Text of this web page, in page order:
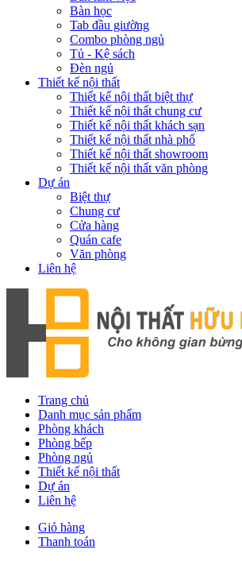
Bàn học
Tab đầu giường
Combo phòng ngủ
Tủ - Kệ sách
Đèn ngủ
Thiết kế nội thất
Thiết kế nội thất biệt thự
Thiết kế nội thất chung cư
Thiết kế nội thất khách sạn
Thiết kế nội thất nhà phố
Thiết kế nội thất showroom
Thiết kế nội thất văn phòng
Dự án
Biệt thự
Chung cư
Cửa hàng
Quán cafe
Văn phòng
Liên hệ
Trang chủ
Danh mục sản phẩm
Phòng khách
Phòng bếp
Phòng ngủ
Thiết kế nội thất
Dự án
Liên hệ
Giỏ hàng
Thanh toán